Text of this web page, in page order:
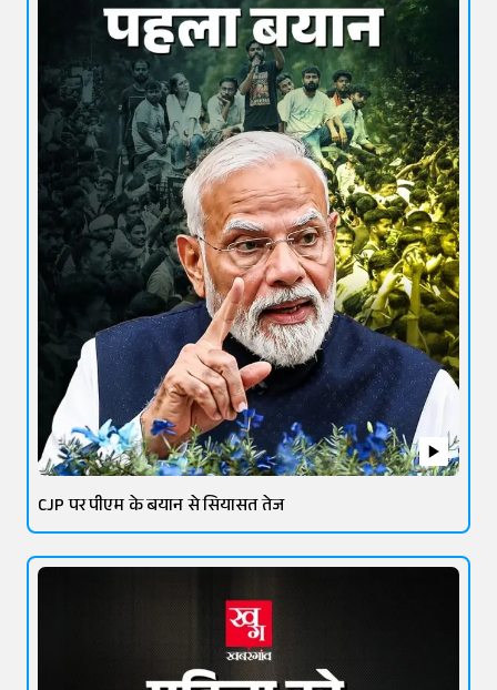
CJP पर पीएम के बयान से सियासत तेज